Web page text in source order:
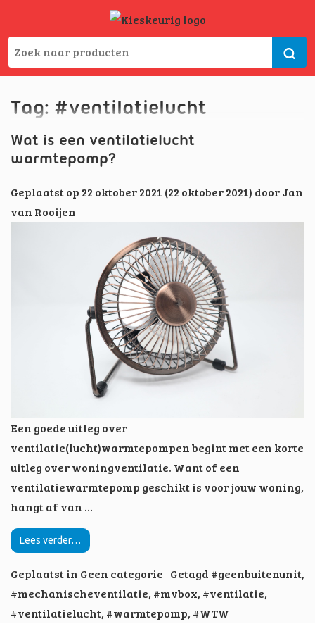
Tag: #ventilatielucht
Wat is een ventilatielucht
warmtepomp?
Geplaatst op 22 oktober 2021 (22 oktober 2021) doorJan
van Rooijen
Een goede uitleg over
ventilatie(lucht)warmtepompen begint met een korte
uitleg over woningventilatie. Want of een
ventilatiewarmtepomp geschikt is voor jouw woning,
hangt af van …
Lees verder…
Geplaatst in Geen categorie Getagd #geenbuitenunit,
#mechanischeventilatie, #mvbox, #ventilatie,
#ventilatielucht, #warmtepomp, #WTW